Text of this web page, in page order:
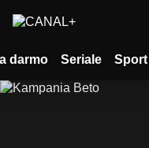
darmo Seriale Sport